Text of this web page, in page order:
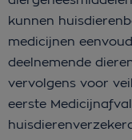
kunnen
medicijnen
deelnemende
vervolgens voor
eerste